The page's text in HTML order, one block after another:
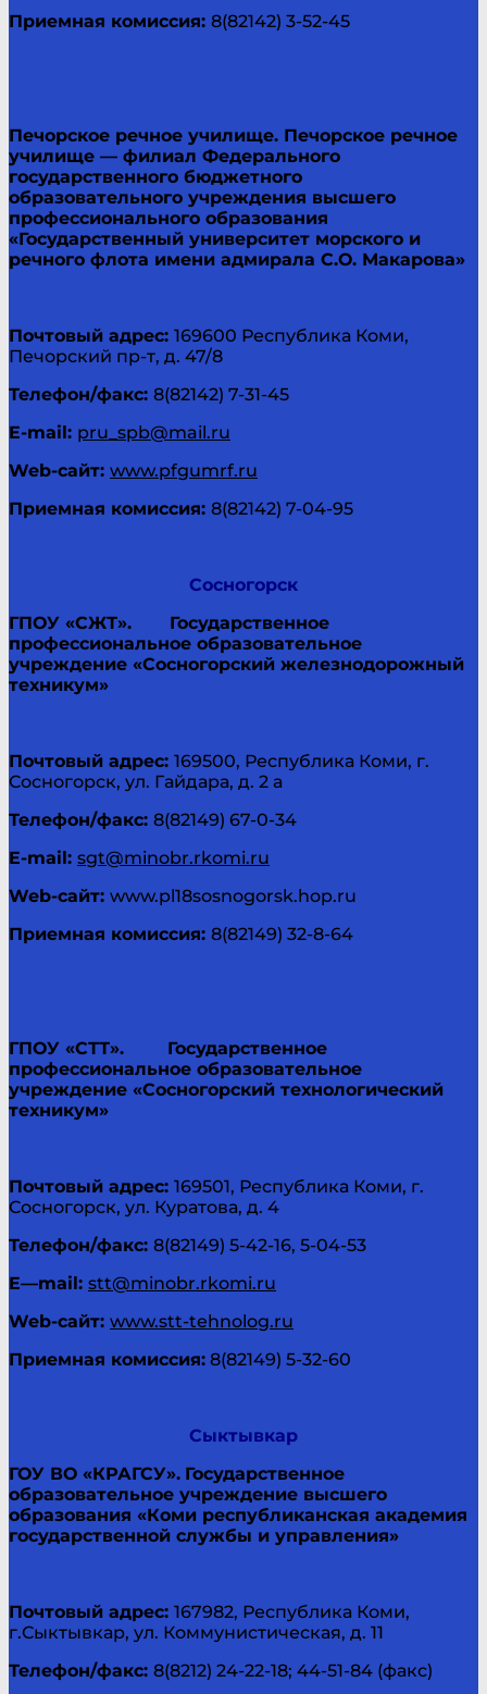
Приемная комиссия: 8(82142) 3-52-45
Печорское речное училище. Печорское речное
училище — филиал Федерального
государственного бюджетного
образовательного учреждения высшего
профессионального образования
«Государственный университет морского и
речного флота имени адмирала С.О. Макарова»
Почтовый адрес: 169600 Республика Коми,
Печорский пр-т, д. 47/8
Телефон/факс: 8(82142) 7-31-45
E-mail: pru_spb@mail.ru
Web-сайт: www.pfgumrf.ru
Приемная комиссия: 8(82142) 7-04-95
Сосногорск
ГПОУ «СЖТ». Государственное
профессиональное образовательное
учреждение «Сосногорский железнодорожный
техникум»
Почтовый адрес: 169500, Республика Коми, г.
Сосногорск, ул. Гайдара, д. 2 а
Телефон/факс: 8(82149) 67-0-34
E-mail: sgt@minobr.rkomi.ru
Web-сайт: www.pl18sosnogorsk.hop.ru
Приемная комиссия: 8(82149) 32-8-64
ГПОУ «СТТ». Государственное
профессиональное образовательное
учреждение «Сосногорский технологический
техникум»
Почтовый адрес: 169501, Республика Коми, г.
Сосногорск, ул. Куратова, д. 4
Телефон/факс: 8(82149) 5-42-16, 5-04-53
E—mail: stt@minobr.rkomi.ru
Web-сайт: www.stt-tehnolog.ru
Приемная комиссия: 8(82149) 5-32-60
Сыктывкар
ГОУ ВО «КРАГСУ». Государственное
образовательное учреждение высшего
образования «Коми республиканская академия
государственной службы и управления»
Почтовый адрес: 167982, Республика Коми,
г.Сыктывкар, ул. Коммунистическая, д. 11
Телефон/факс: 8(8212) 24-22-18; 44-51-84 (факс)